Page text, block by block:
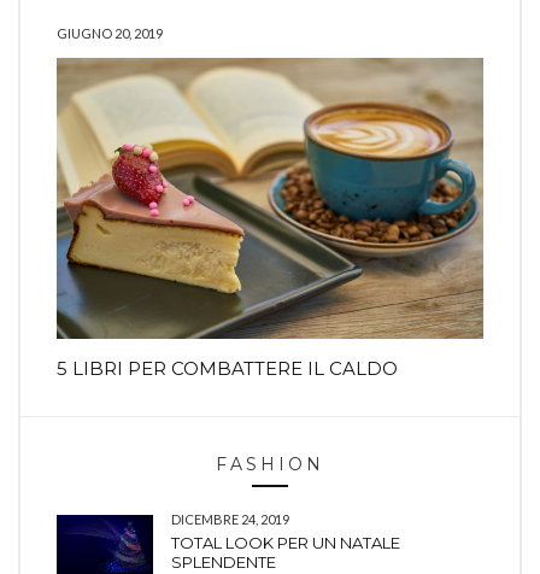
GIUGNO 20, 2019
5 LIBRI PER COMBATTERE IL CALDO
FASHION
DICEMBRE 24, 2019
TOTAL LOOK PER UN NATALE
SPLENDENTE